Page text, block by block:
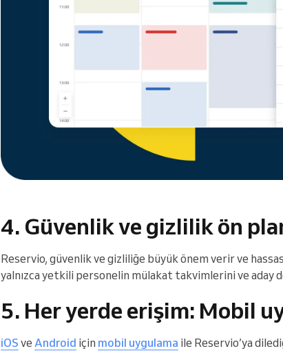
4. Güvenlik ve gizlilik ön
Reservio, güvenlik ve gizliliğe büyük önem verir ve
yalnızca yetkili personelin mülakat takvimlerini ve aday
5. Her yerde erişim: Mobil
iOS ve Android için mobil uygulama ile Reservio’ya